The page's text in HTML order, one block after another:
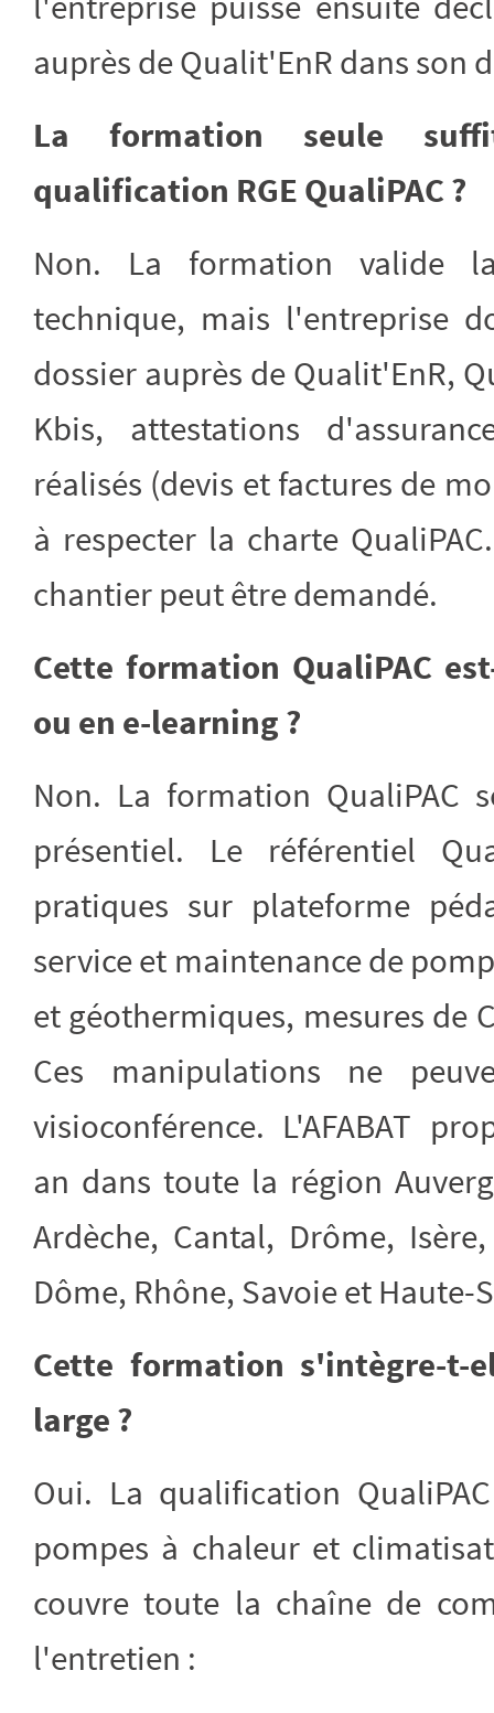
auprès de Qualit'EnR dans son
La formation seule
qualification RGE QualiPAC ?
Non. La formation valide
technique, mais l'entreprise
dossier auprès de Qualit'EnR,
Kbis, attestations
réalisés (devis et factures de
à respecter la charte
chantier peut être demandé.
Cette formation QualiPAC
ou en e-learning ?
Non. La formation QualiPAC
présentiel. Le référentiel
pratiques sur plateforme
service et maintenance de
et géothermiques, mesures de
Ces manipulations ne
visioconférence. L'AFABAT
an dans toute la région
Ardèche, Cantal, Drôme,
Dôme, Rhône, Savoie et Haute-
Cette formation s'intègre-t-
large ?
Oui. La qualification
pompes à chaleur et
couvre toute la chaîne de
l'entretien :